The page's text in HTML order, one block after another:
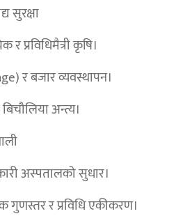
सुरक्षा
र प्रविधिमैत्री कृषि।
र बजार व्यवस्थापन।
अन्त्य।
अस्पतालको सुधार।
गुणस्तर र प्रविधि एकीकरण।